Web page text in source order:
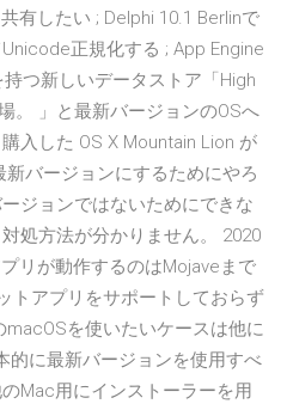
有したい ; Delphi 10.1 Berlinで
正規化する ; App Engine
つ新しいデータストア「High
。 」と最新バージョンのOSへ
入した OS X Mountain Lion が
バージョンにするためにやろ
ジョンではないためにできな
処方法が分かりません。 2020
リが動作するのはMojaveまで
トアプリをサポートしておらず
を使いたいケースは他に
的に最新バージョンを使用すべ
Mac用にインストーラーを用